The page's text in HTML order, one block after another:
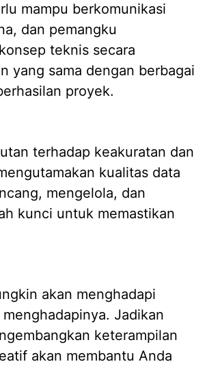
mampu berkomunikasi
dan pemangku
teknis secara
yang sama dengan berbagai
proyek.
terhadap keakuratan dan
kualitas data
mengelola, dan
kunci untuk memastikan
akan menghadapi
Jadikan
keterampilan
akan membantu Anda